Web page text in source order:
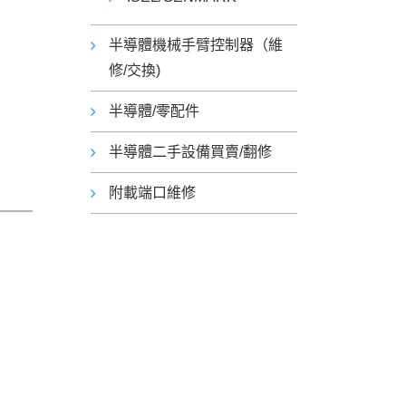
半導體機械手臂控制器（維
修/交換)
半導體/零配件
半導體二手設備買賣/翻修
附載端口維修